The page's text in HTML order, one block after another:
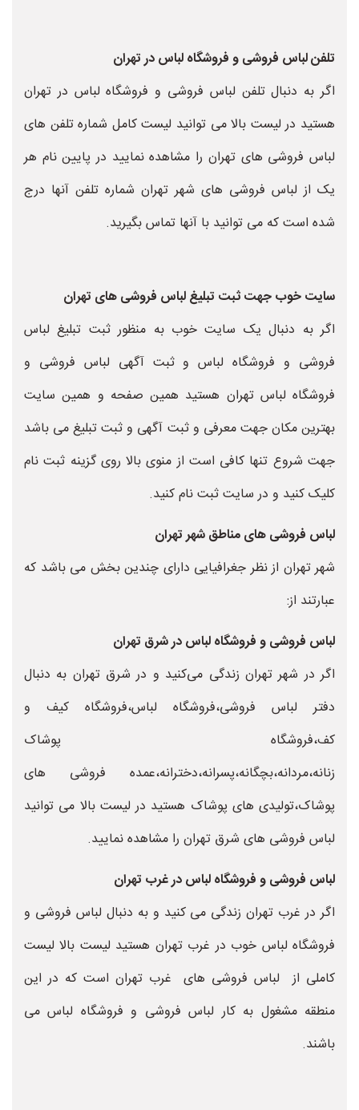
تلفن لباس فروشی و فروشگاه لباس در تهران
اگر به دنبال تلفن لباس فروشی و فروشگاه لباس در تهران
هستید در لیست بالا می توانید لیست کامل شماره تلفن های
لباس فروشی های تهران را مشاهده نمایید در پایین نام هر
یک از لباس فروشی های شهر تهران شماره تلفن آنها درج
شده است که می توانید با آنها تماس بگیرید.
سایت خوب جهت ثبت تبلیغ لباس فروشی های تهران
اگر به دنبال یک سایت خوب به منظور ثبت تبلیغ لباس
فروشی و فروشگاه لباس و ثبت آگهی لباس فروشی و
فروشگاه لباس تهران هستید همین صفحه و همین سایت
بهترین مکان جهت معرفی و ثبت آگهی و ثبت تبلیغ می باشد
جهت شروع تنها کافی است از منوی بالا روی گزینه ثبت نام
کلیک کنید و در سایت ثبت نام کنید.
لباس فروشی های مناطق شهر تهران
شهر تهران از نظر جغرافیایی دارای چندین بخش می باشد که
عبارتند از:
لباس فروشی و فروشگاه لباس در شرق تهران
اگر در شهر تهران زندگی می‌کنید و در شرق تهران به دنبال
دفتر لباس فروشی،فروشگاه لباس،فروشگاه کیف و
کف،فروشگاه پوشاک
زنانه،مردانه،بچگانه،پسرانه،دخترانه،عمده فروشی های
پوشاک،تولیدی های پوشاک هستید در لیست بالا می توانید
لباس فروشی های شرق تهران را مشاهده نمایید.
لباس فروشی و فروشگاه لباس در غرب تهران
اگر در غرب تهران زندگی می کنید و به دنبال لباس فروشی و
فروشگاه لباس خوب در غرب تهران هستید لیست بالا لیست
کاملی از لباس فروشی های غرب تهران است که در این
منطقه مشغول به کار لباس فروشی و فروشگاه لباس می
باشند.